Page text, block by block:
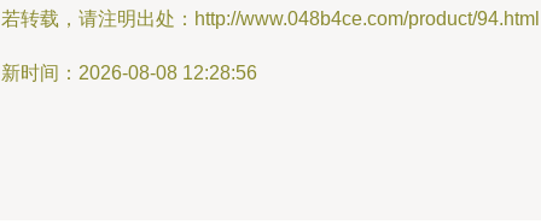
转载，请注明出处：http://www.048b4ce.com/product/94.html
时间：2026-08-08 12:28:56